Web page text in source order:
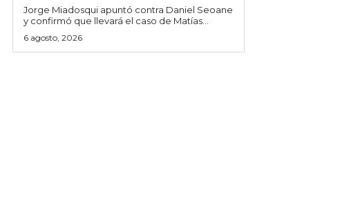
Jorge Miadosqui apuntó contra Daniel Seoane
y confirmó que llevará el caso de Matías...
6 agosto, 2026